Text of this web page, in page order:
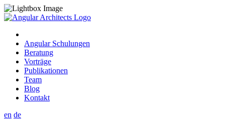
Angular Schulungen
Beratung
Vorträge
Publikationen
Team
Blog
Kontakt
en de